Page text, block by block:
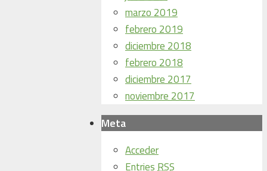
marzo 2019
febrero 2019
diciembre 2018
febrero 2018
diciembre 2017
noviembre 2017
Meta
Acceder
EntriesRSS